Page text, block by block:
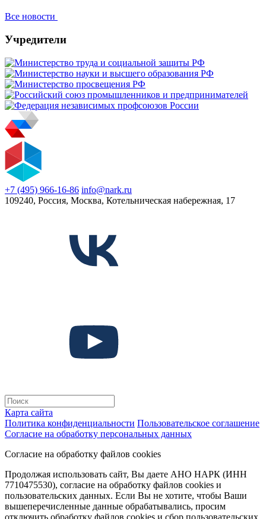
Все новости
Учредители
+7 (495) 966-16-86 info@nark.ru
109240, Россия, Москва, Котельническая набережная, 17
Карта сайта
Политика конфиденциальности Пользовательское соглашение
Согласие на обработку персональных данных
Согласие на обработку файлов cookies
Продолжая использовать сайт, Вы даете АНО НАРК (ИНН
7710475530), согласие на обработку файлов cookies и
пользовательских данных. Если Вы не хотите, чтобы Ваши
вышеперечисленные данные обрабатывались, просим
отключить обработку файлов cookies и сбор пользовательских